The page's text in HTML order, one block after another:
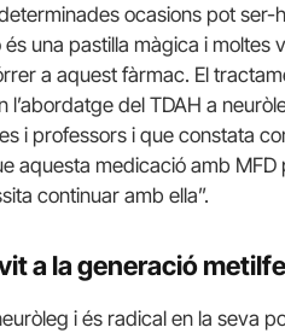
ocasions pot ser-
una pastilla màgica i
a aquest fàrmac. El
l’abordatge del TDAH a
i professors i que constata
aquesta medicació amb
continuar amb ella”.
a la generació
i és radical en la seva